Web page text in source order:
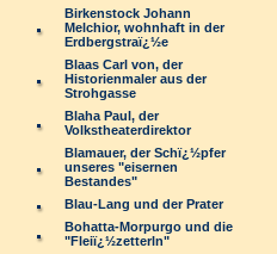
Birkenstock Johann
Melchior, wohnhaft in der
Erdbergstraï¿½e
Blaas Carl von, der
Historienmaler aus der
Strohgasse
Blaha Paul, der
Volkstheaterdirektor
Blamauer, der Schï¿½pfer
unseres "eisernen
Bestandes"
Blau-Lang und der Prater
Bohatta-Morpurgo und die
"Fleiï¿½zetterln"